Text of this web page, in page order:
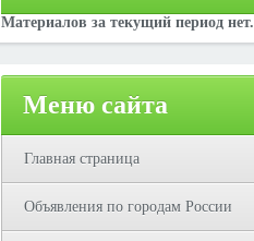
Материалов за текущий период нет.
Меню сайта
Главная страница
Объявления по городам России